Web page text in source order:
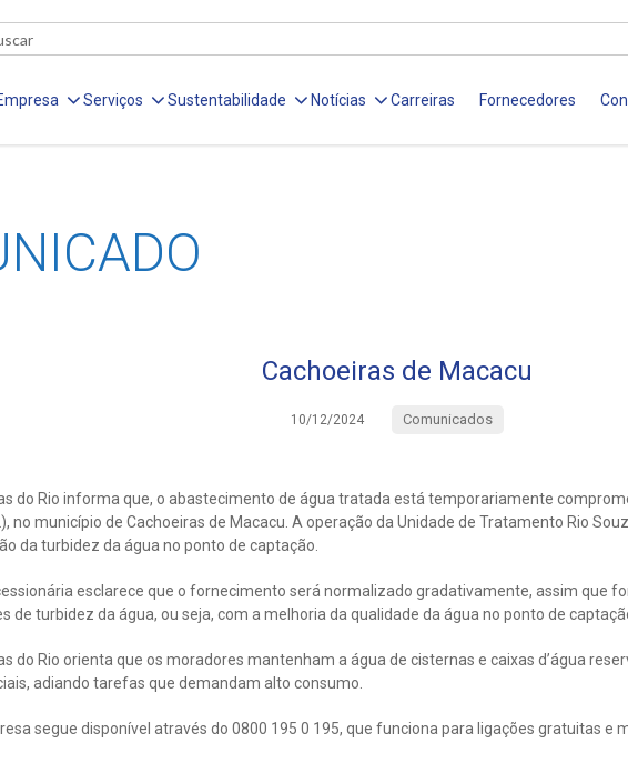
Serviços Sustentabilidade Notícias Carreiras Fornecedores
Cachoeiras de Macacu
10/12/2024 Comunicados
do Rio informa que, o abastecimento de água tratada está temporariamente
no município de Cachoeiras de Macacu. A operação da Unidade de Tratamento Rio
da turbidez da água no ponto de captação.
esclarece que o fornecimento será normalizado gradativamente, assim que
de turbidez da água, ou seja, com a melhoria da qualidade da água no ponto de
do Rio orienta que os moradores mantenham a água de cisternas e caixas d’água
adiando tarefas que demandam alto consumo.
segue disponível através do 0800 195 0 195, que funciona para ligações gratuitas e